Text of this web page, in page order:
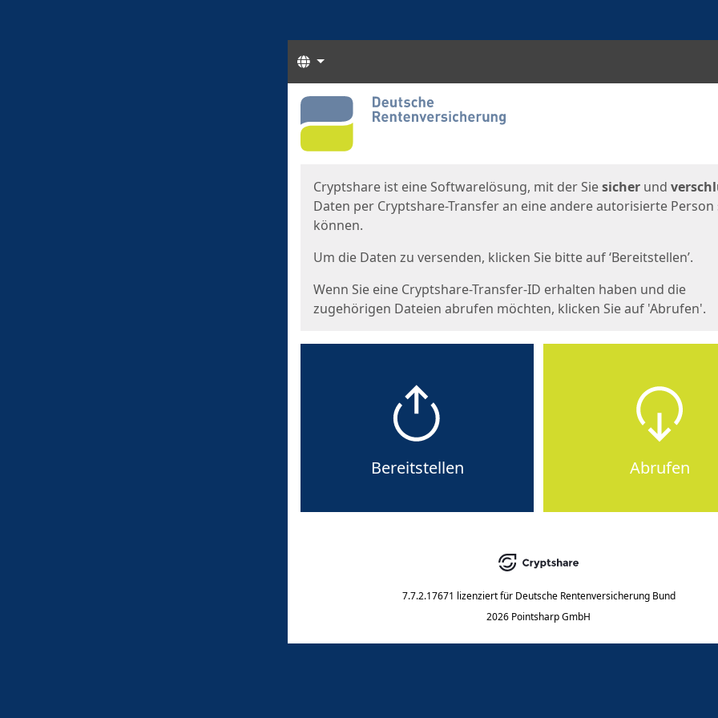
Sprachen
Start
Cryptshare ist eine Softwarelösung, mit der Siesicher und
Daten per Cryptshare-Transfer an eine andere autorisierte Person
können.
Um die Daten zu versenden, klicken Sie bitte auf ‘Bereitstellen’.
Wenn Sie eine Cryptshare-Transfer-ID erhalten haben und die
zugehörigen Dateien abrufen möchten, klicken Sie auf 'Abrufen'.
Bereitstellen Abrufen
7.7.2.17671 lizenziert für Deutsche Rentenversicherung Bund
2026 Pointsharp GmbH